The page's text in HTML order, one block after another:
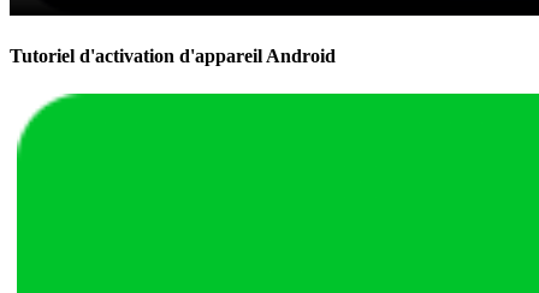
Tutoriel d'activation d'appareil Android